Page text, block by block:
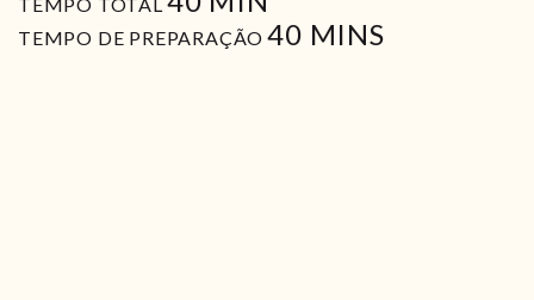
TEMPO DE PREPARAÇÃO 40MIN
MINS